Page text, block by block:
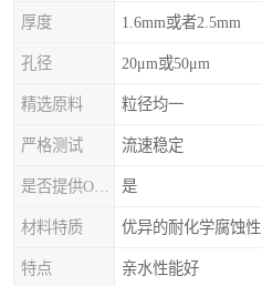
厚度 1.6mm或者2.5mm
孔径 20μm或50μm
精选原料 粒径均一
严格测试 流速稳定
是
材料特质 优异的耐化学腐蚀性
特点 亲水性能好